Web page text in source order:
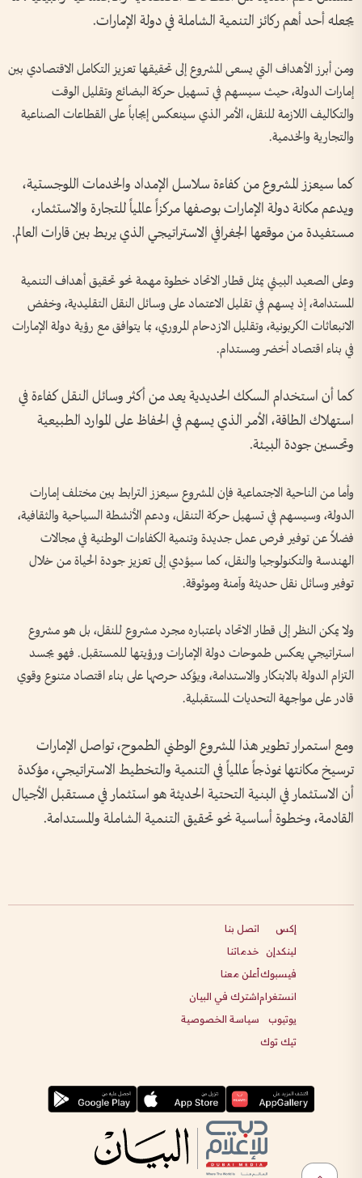
يجعله أحد أهم ركائز التنمية الشاملة في دولة الإمارات.
ومن أبرز الأهداف التي يسعى المشروع إلى تحقيقها تعزيز التكامل الاقتصادي بين
إمارات الدولة، حيث سيسهم في تسهيل حركة البضائع وتقليل الوقت
والتكاليف اللازمة للنقل، الأمر الذي سينعكس إيجاباً على القطاعات الصناعية
والتجارية والخدمية.
كما سيعزز المشروع من كفاءة سلاسل الإمداد والخدمات اللوجستية،
ويدعم مكانة دولة الإمارات بوصفها مركزاً عالمياً للتجارة والاستثمار،
مستفيدة من موقعها الجغرافي الاستراتيجي الذي يربط بين قارات العالم.
وعلى الصعيد البيئي يمثل قطار الاتحاد خطوة مهمة نحو تحقيق أهداف التنمية
المستدامة، إذ يسهم في تقليل الاعتماد على وسائل النقل التقليدية، وخفض
الانبعاثات الكربونية، وتقليل الازدحام المروري، بما يتوافق مع رؤية دولة الإمارات
في بناء اقتصاد أخضر ومستدام.
كما أن استخدام السكك الحديدية يعد من أكثر وسائل النقل كفاءة في
استهلاك الطاقة، الأمر الذي يسهم في الحفاظ على الموارد الطبيعية
وتحسين جودة البيئة.
وأما من الناحية الاجتماعية فإن المشروع سيعزز الترابط بين مختلف إمارات
الدولة، وسيسهم في تسهيل حركة التنقل، ودعم الأنشطة السياحية والثقافية،
فضلاً عن توفير فرص عمل جديدة وتنمية الكفاءات الوطنية في مجالات
الهندسة والتكنولوجيا والنقل، كما سيؤدي إلى تعزيز جودة الحياة من خلال
توفير وسائل نقل حديثة وآمنة وموثوقة.
ولا يمكن النظر إلى قطار الاتحاد باعتباره مجرد مشروع للنقل، بل هو مشروع
استراتيجي يعكس طموحات دولة الإمارات ورؤيتها للمستقبل. فهو يجسد
التزام الدولة بالابتكار والاستدامة، ويؤكد حرصها على بناء اقتصاد متنوع وقوي
قادر على مواجهة التحديات المستقبلية.
ومع استمرار تطوير هذا المشروع الوطني الطموح، تواصل الإمارات
ترسيخ مكانتها نموذجاً عالمياً في التنمية والتخطيط الاستراتيجي، مؤكدة
أن الاستثمار في البنية التحتية الحديثة هو استثمار في مستقبل الأجيال
القادمة، وخطوة أساسية نحو تحقيق التنمية الشاملة والمستدامة.
إكس
لينكدإن
فيسبوك
انستغرام
يوتيوب
تيك توك
اتصل بنا
خدماتنا
أعلن معنا
اشترك في البيان
سياسة الخصوصية